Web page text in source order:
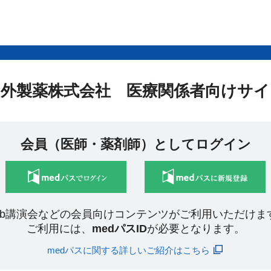
製薬株式会社 医療関係者向けサ
会員（医師・薬剤師）としてログイン
講演会などの会員向けコンテンツがご利用いただけま
ご利用には、 medパスIDが必要となります。
medパスに関する詳しいご紹介はこちら